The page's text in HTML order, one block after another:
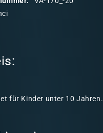
für Kinder unter 10 Jahren.